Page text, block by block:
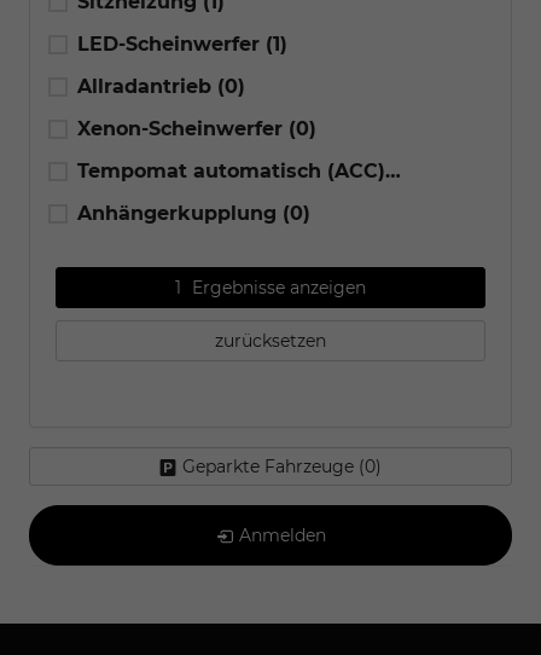
LED-Scheinwerfer (1)
Allradantrieb (0)
Xenon-Scheinwerfer (0)
Tempomat automatisch (ACC)(0)
Anhängerkupplung (0)
1 Ergebnisse anzeigen
zurücksetzen
Geparkte Fahrzeuge (0)
Anmelden